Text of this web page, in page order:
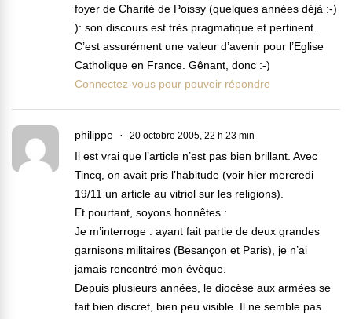
foyer de Charité de Poissy (quelques années déjà :-)
): son discours est très pragmatique et pertinent.
C’est assurément une valeur d’avenir pour l’Eglise
Catholique en France. Gênant, donc :-)
Connectez-vous pour pouvoir répondre
philippe 20 octobre 2005, 22 h 23 min
Il est vrai que l’article n’est pas bien brillant. Avec
Tincq, on avait pris l’habitude (voir hier mercredi
19/11 un article au vitriol sur les religions).
Et pourtant, soyons honnêtes :
Je m’interroge : ayant fait partie de deux grandes
garnisons militaires (Besançon et Paris), je n’ai
jamais rencontré mon évèque.
Depuis plusieurs années, le diocèse aux armées se
fait bien discret, bien peu visible. Il ne semble pas